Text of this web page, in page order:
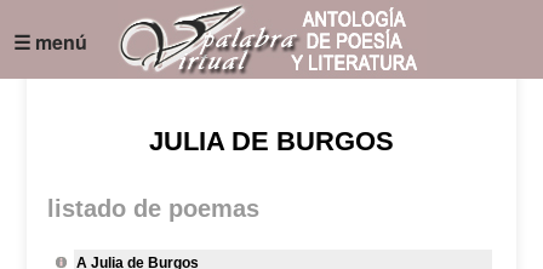
☰ menú
JULIA DE BURGOS
listado de poemas
A Julia de Burgos